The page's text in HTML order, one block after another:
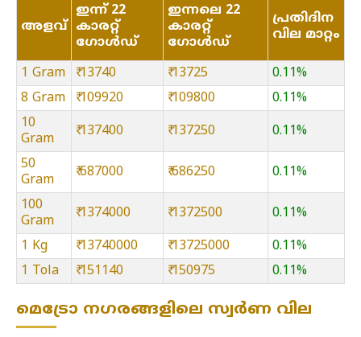
അളവ്
ഇന്ന് 22
കാരറ്റ്
ഗോൾഡ്
ഇന്നലെ 22
കാരറ്റ്
ഗോൾഡ്
പ്രതിദിന
വില മാറ്റം
1 Gram ₹ 13740 ₹ 13725
0.11%
8 Gram
₹ 109920 ₹ 109800
0.11%
10
Gram
₹ 137400 ₹ 137250 0.11%
50
Gram
₹ 687000 ₹ 686250 0.11%
100
Gram
₹ 1374000 ₹ 1372500 0.11%
1 Kg ₹ 13740000 ₹ 13725000
0.11%
1 Tola
₹ 151140 ₹ 150975 0.11%
മെട്രോ നഗരങ്ങളിലെ സ്വർണ വില